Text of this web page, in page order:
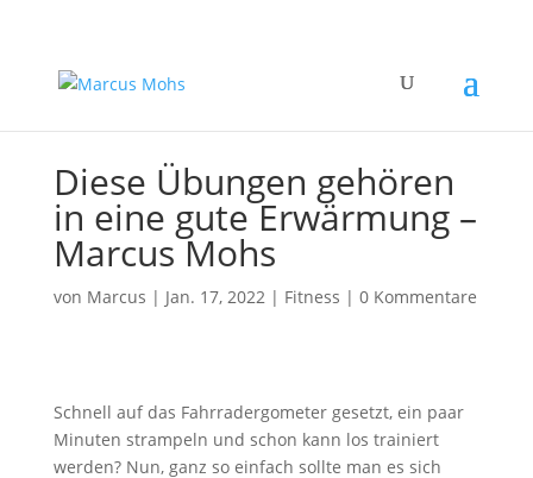
Diese Übungen gehören
in eine gute Erwärmung –
Marcus Mohs
von Marcus | Jan. 17, 2022| Fitness | 0 Kommentare
Schnell auf das Fahrradergometer gesetzt, ein paar
Minuten strampeln und schon kann los trainiert
werden? Nun, ganz so einfach sollte man es sich